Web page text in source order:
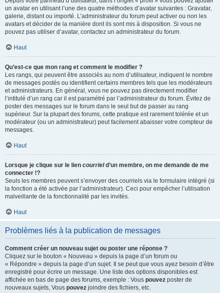
un avatar en utilisant l’une des quatre méthodes d’avatar suivantes : Gravatar,
galerie, distant ou importé. L’administrateur du forum peut activer ou non les
avatars et décider de la manière dont ils sont mis à disposition. Si vous ne
pouvez pas utiliser d’avatar, contactez un administrateur du forum.
Haut
Qu’est-ce que mon rang et comment le modifier ?
Les rangs, qui peuvent être associés au nom d’utilisateur, indiquent le nombre
de messages postés ou identifient certains membres tels que les modérateurs
et administrateurs. En général, vous ne pouvez pas directement modifier
l’intitulé d’un rang car il est paramétré par l’administrateur du forum. Évitez de
poster des messages sur le forum dans le seul but de passer au rang
supérieur. Sur la plupart des forums, cette pratique est rarement tolérée et un
modérateur (ou un administrateur) peut facilement abaisser votre compteur de
messages.
Haut
Lorsque je clique sur le lien courrield’un membre, on me demande de me
connecter !?
Seuls les membres peuvent s’envoyer des courriels via le formulaire intégré (si
la fonction a été activée par l’administrateur). Ceci pour empêcher l’utilisation
malveillante de la fonctionnalité par les invités.
Haut
Problèmes liés à la publication de messages
Comment créer un nouveau sujet ou poster une réponse ?
Cliquez sur le bouton « Nouveau » depuis la page d’un forum ou
« Répondre » depuis la page d’un sujet. Il se peut que vous ayez besoin d’être
enregistré pour écrire un message. Une liste des options disponibles est
affichée en bas de page des forums, exemple : Vous pouvez poster de
nouveaux sujets, Vous pouvez joindre des fichiers, etc.